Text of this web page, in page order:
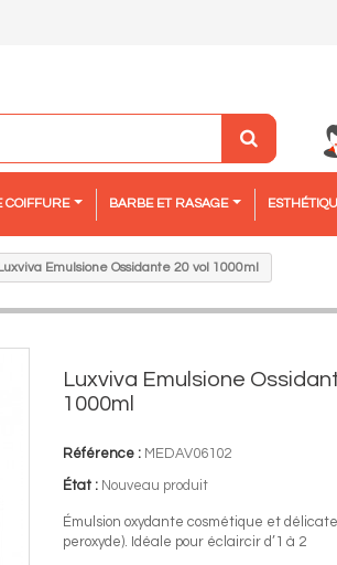
COIFFURE BARBE ET RASAGE
Emulsione Ossidante 20 vol 1000ml
Luxviva Emulsione
1000ml
Référence : MEDAV06102
État : Nouveau produit
Émulsion oxydante cosmétique et
peroxyde). Idéale pour éclaircir d’1 à 2